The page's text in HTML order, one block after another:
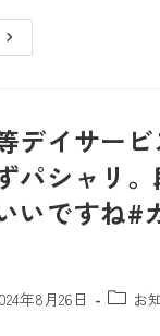
デイサー
パシャリ
いですね
年8月26日 お